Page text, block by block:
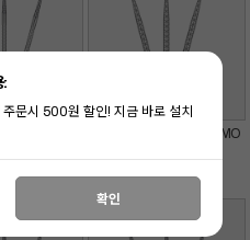
20,000
[TARGET] SWISS DIAMO
14 20,000
:
문시 500원 할인! 지금 바로 설치
확인